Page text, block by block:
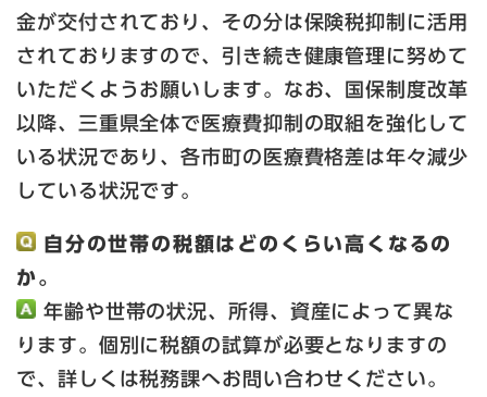
金が交付されており、その分は保険税抑制に活用
されておりますので、引き続き健康管理に努めて
いただくようお願いします。なお、国保制度改革
以降、三重県全体で医療費抑制の取組を強化して
いる状況であり、各市町の医療費格差は年々減少
している状況です。
自分の世帯の税額はどのくらい高くなるの
か。
年齢や世帯の状況、所得、資産によって異な
ります。個別に税額の試算が必要となりますの
で、詳しくは税務課へお問い合わせください。